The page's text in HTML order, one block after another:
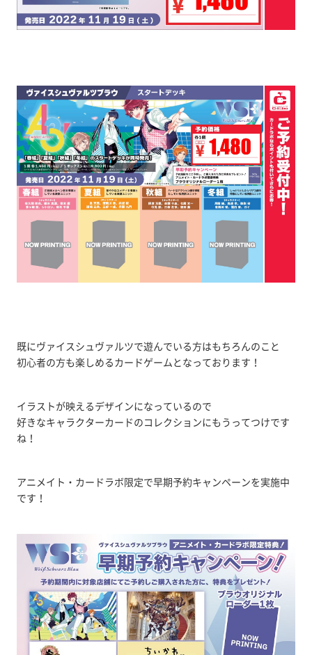
既にヴァイスシュヴァルツで遊んでいる方はもちろんのこと
初心者の方も楽しめるカードゲームとなっております！
イラストが映えるデザインになっているので
好きなキャラクターカードのコレクションにもうってつけです
ね！
アニメイト・カードラボ限定で早期予約キャンペーンを実施中
です！